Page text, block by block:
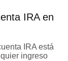
IRA en
IRA está
ingreso